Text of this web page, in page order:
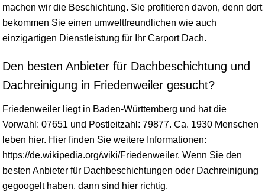
machen wir die Beschichtung. Sie profitieren davon, denn dort
bekommen Sie einen umweltfreundlichen wie auch
einzigartigen Dienstleistung für Ihr Carport Dach.
Den besten Anbieter für Dachbeschichtung und
Dachreinigung in Friedenweiler gesucht?
Friedenweiler liegt in Baden-Württemberg und hat die
Vorwahl: 07651 und Postleitzahl: 79877. Ca. 1930 Menschen
leben hier. Hier finden Sie weitere Informationen:
https://de.wikipedia.org/wiki/Friedenweiler. Wenn Sie den
besten Anbieter für Dachbeschichtungen oder Dachreinigung
gegoogelt haben, dann sind hier richtig.